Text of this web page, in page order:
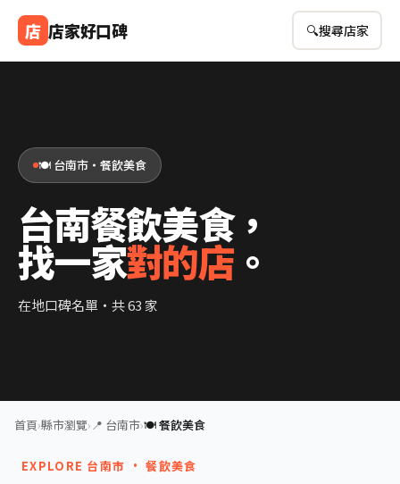
店 店家好口碑 🔍搜尋店家
🍽️ 台南市・餐飲美食
台南餐飲美食，
找一家對的店。
在地口碑名單・共 63 家
首頁›縣市瀏覽›📍 台南市›🍽️ 餐飲美食
EXPLORE 台南市 · 餐飲美食